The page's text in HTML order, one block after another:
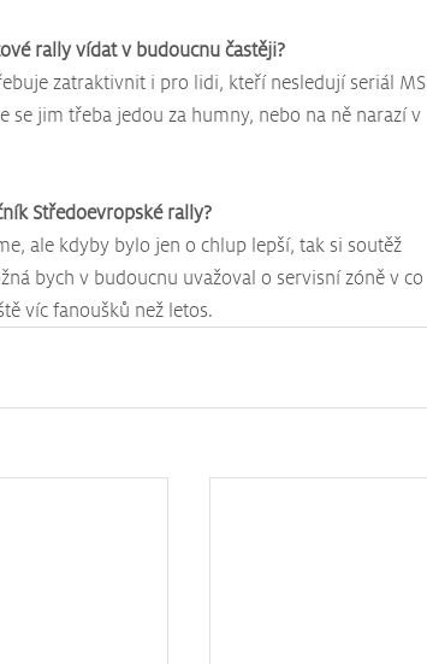
rally vídat v budoucnu častěji?
zatraktivnit i pro lidi, kteří nesledují seriál MS
jim třeba jedou za humny, nebo na ně narazí v
Středoevropské rally?
ale kdyby bylo jen o chlup lepší, tak si soutěž
bych v budoucnu uvažoval o servisní zóně v co
víc fanoušků než letos.